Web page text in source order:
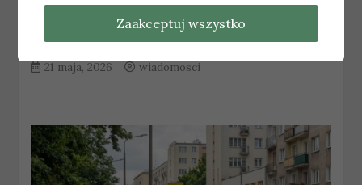
Koncerty Taco Hemingwaya na PGE
Narodowym: informacje o transporcie
publicznym
21 maja, 2026 wiadomosci
Zaakceptuj wszystko